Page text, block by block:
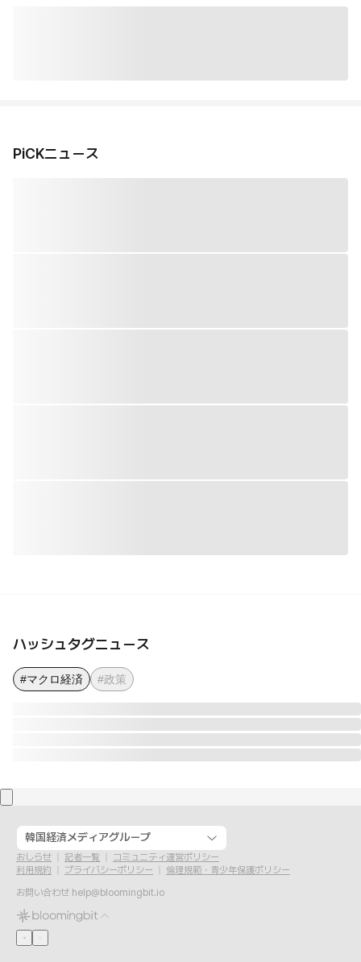
PiCKニュース
ハッシュタグニュース
#マクロ経済 #政策
韓国経済メディアグループ
おしらせ 記者一覧
コミュニティ運営ポリシー
利用規約
プライバシーポリシー
倫理規範・青少年保護ポリシー
お問い合わせ help@bloomingbit.io